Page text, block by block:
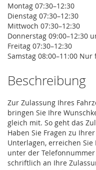
Montag 07:30–12:30
Dienstag 07:30–12:30
Mittwoch 07:30–12:30
Donnerstag 09:00–12:30
Freitag 07:30–12:30
Samstag 08:00–11:00
Beschreibung
Zur Zulassung Ihres
bringen Sie Ihre
gleich mit. So geht das
Haben Sie Fragen zu
Unterlagen, erreichen
unter der
schriftlich an Ihre